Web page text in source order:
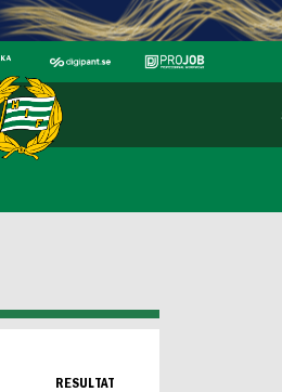
RESULTAT